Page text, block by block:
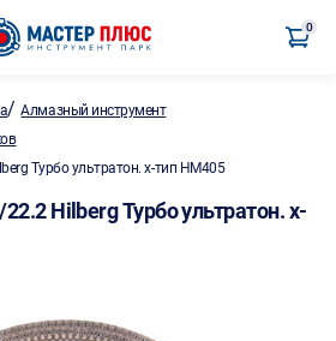
0
/Алмазный инструмент
Турбо ультратон. х-тип HM405
Hilberg Турбо ультратон. х-